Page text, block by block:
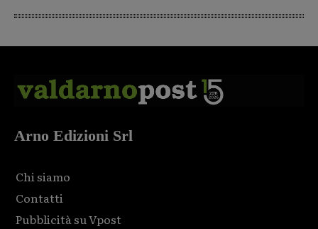
Arno Edizioni Srl
Chi siamo
Contatti
Pubblicità su Vpost